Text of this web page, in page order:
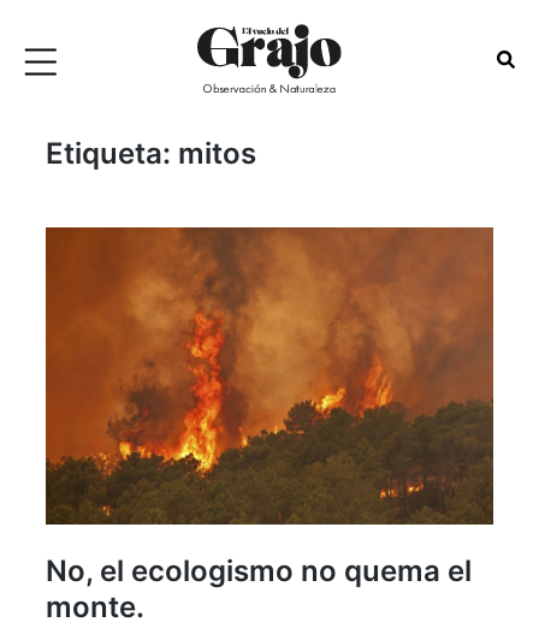
Etiqueta: mitos
No, el ecologismo no quema el
monte.